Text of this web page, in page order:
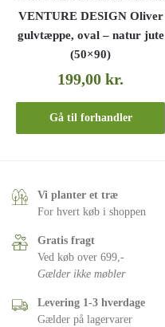
VENTURE DESIGN Oliver
gulvtæppe, oval – natur jute
(50×90)
199,00kr.
Gå til forhandler
Vi planter et træ
For hvert køb i shoppen
Gratis fragt
Ved køb over 699,-
Gælder ikke møbler
Levering 1-3 hverdage
Gælder på lagervarer